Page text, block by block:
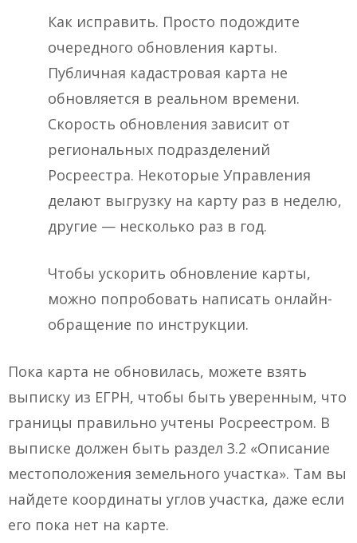
Как исправить. Просто подождите
очередного обновления карты.
Публичная кадастровая карта не
обновляется в реальном времени.
Скорость обновления зависит от
региональных подразделений
Росреестра. Некоторые Управления
делают выгрузку на карту раз в неделю,
другие — несколько раз в год.
Чтобы ускорить обновление карты,
можно попробовать написать онлайн-
обращение по инструкции.
Пока карта не обновилась, можете взять
выписку из ЕГРН, чтобы быть уверенным, что
границы правильно учтены Росреестром. В
выписке должен быть раздел 3.2 «Описание
местоположения земельного участка». Там вы
найдете координаты углов участка, даже если
его пока нет на карте.